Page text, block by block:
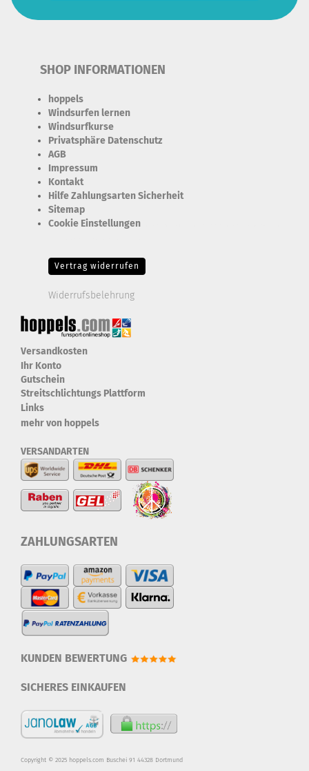
SHOP INFORMATIONEN
hoppels
Windsurfen lernen
Windsurfkurse
Privatsphäre Datenschutz
AGB
Impressum
Kontakt
Hilfe Zahlungsarten Sicherheit
Sitemap
Cookie Einstellungen
Vertrag widerrufen
Widerrufsbelehrung
Versandkosten
Ihr Konto
Gutschein
Streitschlichtungs Plattform
Links
mehr von hoppels
VERSANDARTEN
ZAHLUNGSARTEN
KUNDEN BEWERTUNG
SICHERES EINKAUFEN
Copyright © 2025 hoppels.com Buschei 91 44328 Dortmund